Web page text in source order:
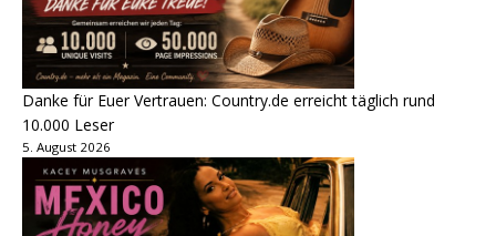
Danke für Euer Vertrauen: Country.de erreicht täglich rund
10.000 Leser
5. August 2026